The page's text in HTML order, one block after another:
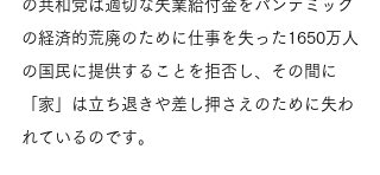
の共和党は適切な失業給付金をパンデミック
の経済的荒廃のために仕事を失った1650万人
の国民に提供することを拒否し、その間に
「家」は立ち退きや差し押さえのために失わ
れているのです。